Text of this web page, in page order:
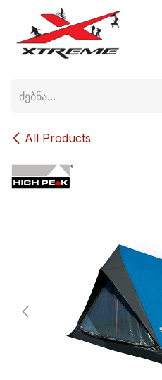
Skip to Content
All Products